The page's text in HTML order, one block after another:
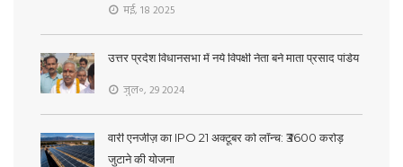
मई, 18 2025
उत्तर प्रदेश विधानसभा में नये विपक्षी नेता बने माता प्रसाद पांडेय
जुल॰, 29 2024
वारी एनर्जीज़ का IPO 21 अक्टूबर को लॉन्च: ₹3600 करोड़
जुटाने की योजना